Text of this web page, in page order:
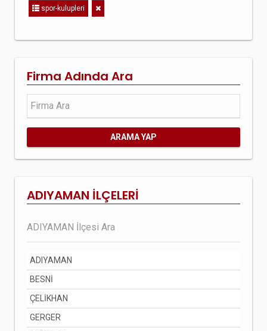
spor-kulupleri
Firma Adında Ara
ARAMA YAP
ADIYAMAN İLÇELERİ
ADIYAMAN
BESNİ
ÇELİKHAN
GERGER